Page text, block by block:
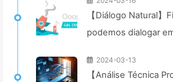
IA040
【Diálogo Natural】
podemos dialogar
programação? —
2024-03-13
【Análise Técnica